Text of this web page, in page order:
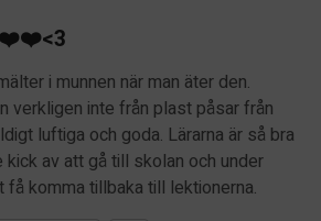
❤️❤️<3
i munnen när man äter den.
verkligen inte från plast påsar från
luftiga och goda. Lärarna är så bra
kick av att gå till skolan och under
få komma tillbaka till lektionerna.